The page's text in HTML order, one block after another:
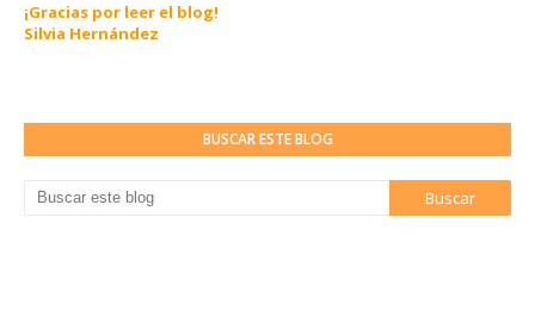
¡Gracias por leer el blog!
Silvia Hernández
BUSCAR ESTE BLOG